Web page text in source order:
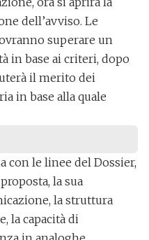
dell’avviso. Le
superare un
in base ai criteri, dopo
il merito dei
in base alla quale
con le linee del Dossier,
, la sua
la struttura
la capacità di